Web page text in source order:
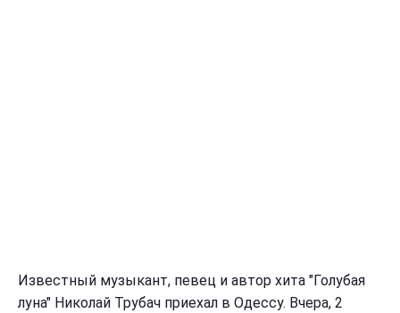
Известный музыкант, певец и автор хита "Голубая
луна" Николай Трубач приехал в Одессу. Вчера, 2